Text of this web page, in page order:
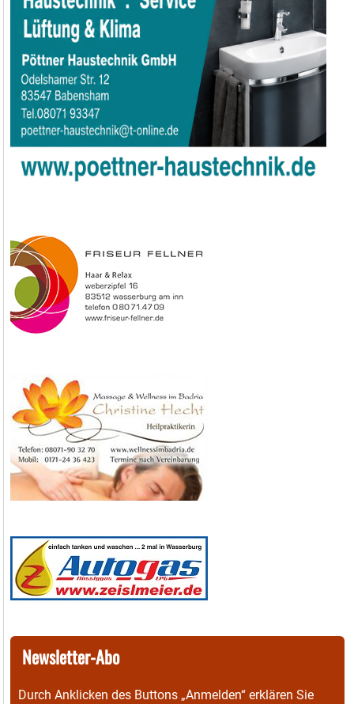
Newsletter-Abo
Durch Anklicken des Buttons „Anmelden“ erklären Sie